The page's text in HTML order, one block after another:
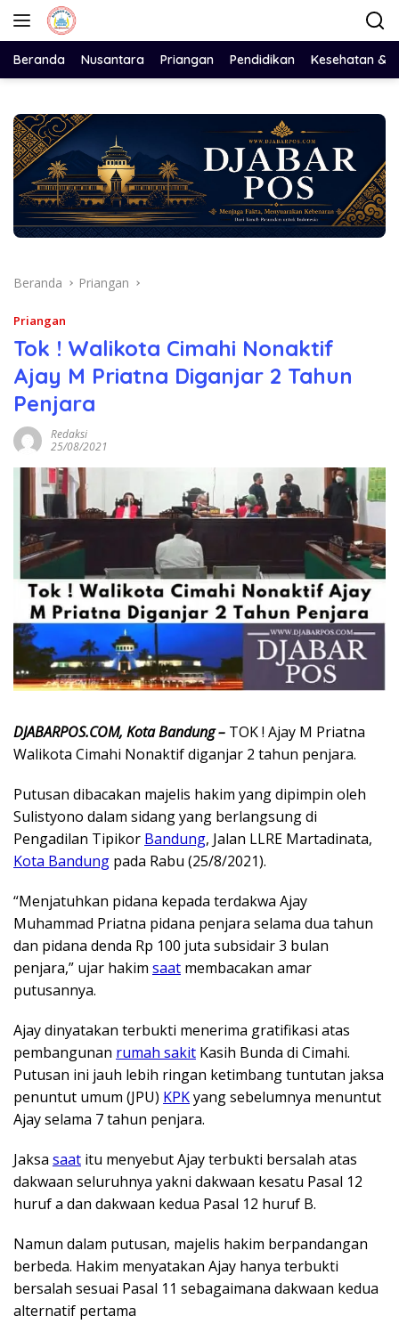
Langsung
Beranda Nusantara Priangan Pendidikan Kesehatan &
Beranda Priangan
Priangan
Tok ! Walikota Cimahi Nonaktif
Ajay M Priatna Diganjar 2 Tahun
Penjara
Redaksi
25/08/2021
DJABARPOS.COM, Kota Bandung – TOK ! Ajay M Priatna
Walikota Cimahi Nonaktif diganjar 2 tahun penjara.
Putusan dibacakan majelis hakim yang dipimpin oleh
Sulistyono dalam sidang yang berlangsung di
Pengadilan Tipikor Bandung, Jalan LLRE Martadinata,
Kota Bandung pada Rabu (25/8/2021).
“Menjatuhkan pidana kepada terdakwa Ajay
Muhammad Priatna pidana penjara selama dua tahun
dan pidana denda Rp 100 juta subsidair 3 bulan
penjara,” ujar hakim saat membacakan amar
putusannya.
Ajay dinyatakan terbukti menerima gratifikasi atas
pembangunan rumah sakit Kasih Bunda di Cimahi.
Putusan ini jauh lebih ringan ketimbang tuntutan jaksa
penuntut umum (JPU) KPKyang sebelumnya menuntut
Ajay selama 7 tahun penjara.
Jaksa saat itu menyebut Ajay terbukti bersalah atas
dakwaan seluruhnya yakni dakwaan kesatu Pasal 12
huruf a dan dakwaan kedua Pasal 12 huruf B.
Namun dalam putusan, majelis hakim berpandangan
berbeda. Hakim menyatakan Ajay hanya terbukti
bersalah sesuai Pasal 11 sebagaimana dakwaan kedua
alternatif pertama